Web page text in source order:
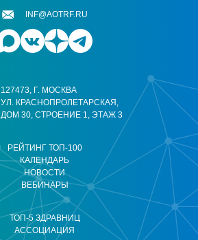
РЕЙТИНГ ТОП-100
КАЛЕНДАРЬ
НОВОСТИ
ВЕБИНАРЫ
ТОП-5 ЗДРАВНИЦ
АССОЦИАЦИЯ
127473, Г. МОСКВА
УЛ. КРАСНОПРОЛЕТАРСКАЯ,
ДОМ 30, СТРОЕНИЕ 1, ЭТАЖ 3
INF@AOTRF.RU